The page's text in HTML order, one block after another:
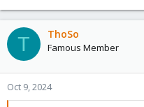
T ThoSo
Famous Member
Oct 9, 2024